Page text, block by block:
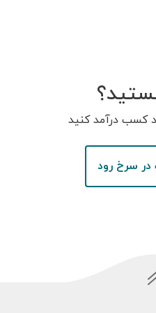
کسب درآمد کنید
در سرخ رود